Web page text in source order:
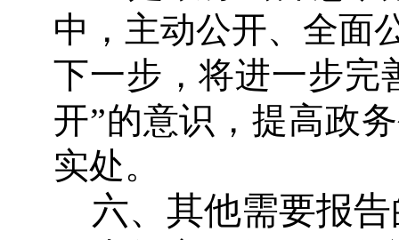
中，主动公开、全面
下一步，将进一步完
开”的意识，提高政
实处。
六、其他需要报